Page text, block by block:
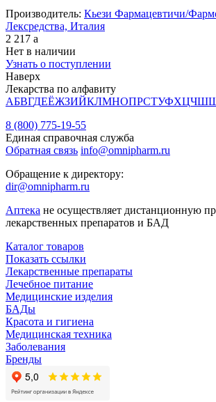
Производитель: Кьези Фармацевтичи/
Лексредства, Италия
2 217 a
Нет в наличии
Узнать о поступлении
Наверх
Лекарства по алфавиту
АБВГДЕЁЖЗИЙКЛМНОПРСТУФХЦЧШ
8 (800) 775-19-55
Единая справочная служба
Обратная связь info@omnipharm.ru
Обращение к директору:
dir@omnipharm.ru
Аптека не осуществляет дистанционную
лекарственных препаратов и БАД
Каталог товаров
Показать ссылки
Лекарственные препараты
Лечебное питание
Медицинские изделия
БАДы
Красота и гигиена
Медицинская техника
Заболевания
Бренды